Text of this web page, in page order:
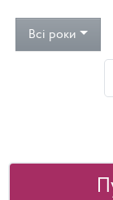
Всі роки